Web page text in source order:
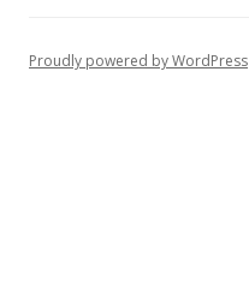
Proudly powered by WordPress